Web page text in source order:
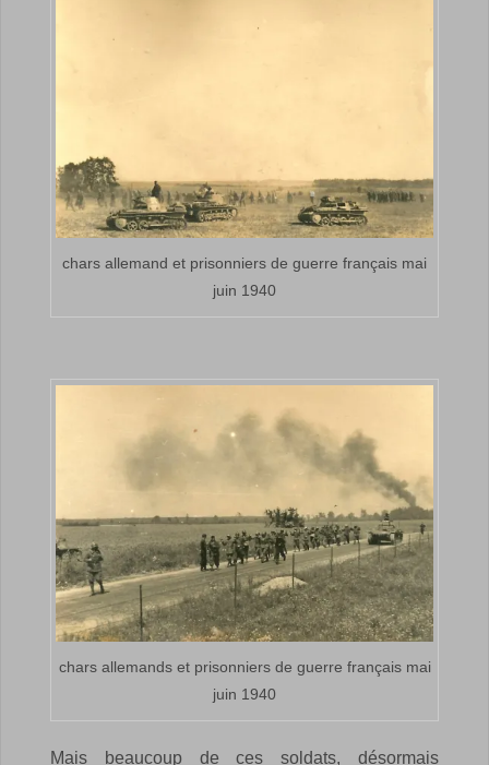
chars allemand et prisonniers de guerre français mai
juin 1940
chars allemands et prisonniers de guerre français mai
juin 1940
Mais beaucoup de ces soldats, désormais